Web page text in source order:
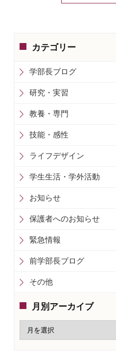
カテゴリー
学部長ブログ
研究・実習
教養・専門
技能・感性
ライフデザイン
学生生活・学外活動
お知らせ
保護者へのお知らせ
緊急情報
前学部長ブログ
その他
月別アーカイブ